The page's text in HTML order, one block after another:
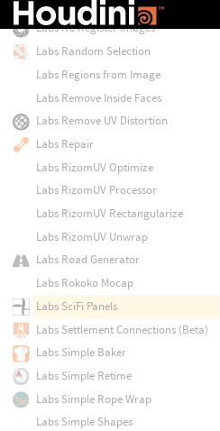
Labs RBD Edge Strip
Labs RC Register Images
Labs Random Selection
Labs Regions from Image
Labs Remove Inside Faces
Labs Remove UV Distortion
Labs Repair
Labs RizomUV Optimize
Labs RizomUV Processor
Labs RizomUV Rectangularize
Labs RizomUV Unwrap
Labs Road Generator
Labs Rokoko Mocap
Labs SciFi Panels
Labs Settlement Connections (Beta)
Labs Simple Baker
Labs Simple Retime
Labs Simple Rope Wrap
Labs Simple Shapes